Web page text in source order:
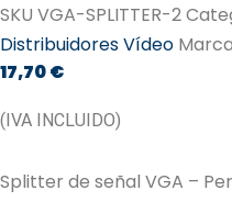
SKU VGA-SPLITTER-2
Distribuidores Vídeo
17,70€
(IVA INCLUIDO)
Splitter de señal VGA –